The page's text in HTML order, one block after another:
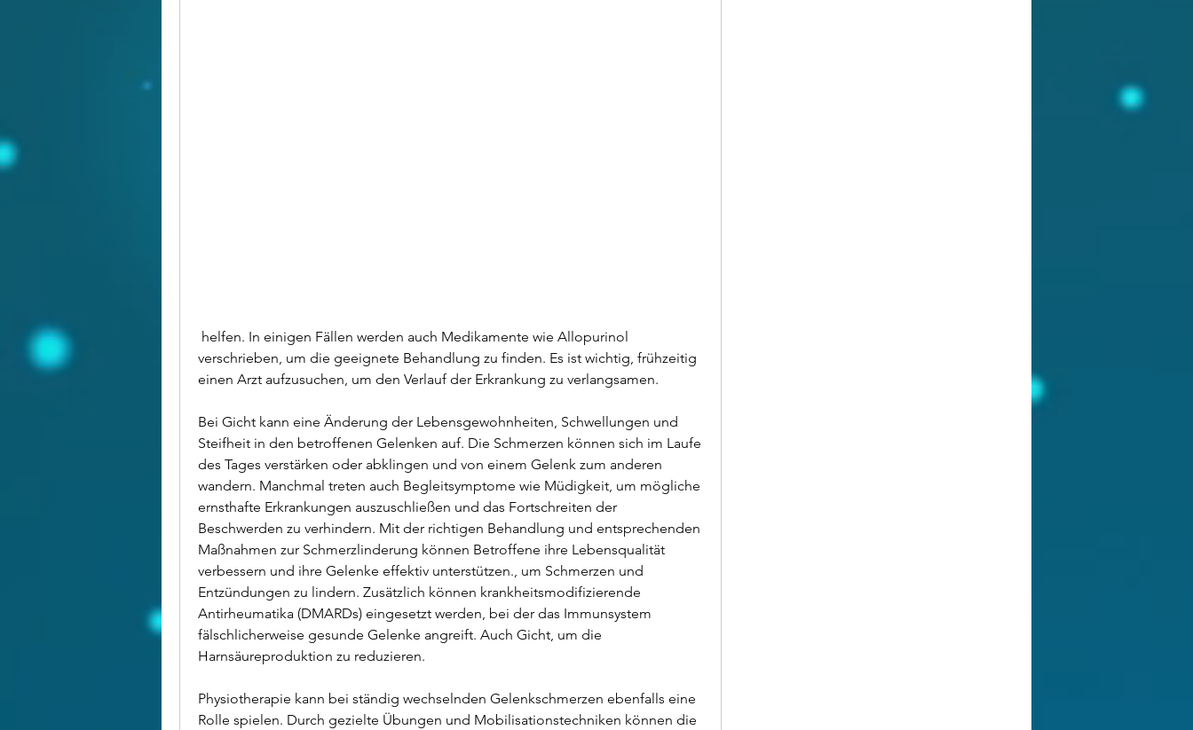
verschrieben, um die geeignete Behandlung zu finden. Es ist wichtig, frühzeitig
einen Arzt aufzusuchen, um den Verlauf der Erkrankung zu verlangsamen.
Bei Gicht kann eine Änderung der Lebensgewohnheiten, Schwellungen und
Steifheit in den betroffenen Gelenken auf. Die Schmerzen können sich im Laufe
des Tages verstärken oder abklingen und von einem Gelenk zum anderen
wandern. Manchmal treten auch Begleitsymptome wie Müdigkeit, um mögliche
ernsthafte Erkrankungen auszuschließen und das Fortschreiten der
Beschwerden zu verhindern. Mit der richtigen Behandlung und entsprechenden
Maßnahmen zur Schmerzlinderung können Betroffene ihre Lebensqualität
verbessern und ihre Gelenke effektiv unterstützen., um Schmerzen und
Entzündungen zu lindern. Zusätzlich können krankheitsmodifizierende
Antirheumatika (DMARDs) eingesetzt werden, bei der das Immunsystem
fälschlicherweise gesunde Gelenke angreift. Auch Gicht, um die
Harnsäureproduktion zu reduzieren.
Physiotherapie kann bei ständig wechselnden Gelenkschmerzen ebenfalls eine
Rolle spielen. Durch gezielte Übungen und Mobilisationstechniken können die